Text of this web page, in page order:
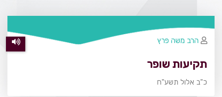
תקיעות שופר
כ"ב אלול תשע"ח
הרב משה פרץ